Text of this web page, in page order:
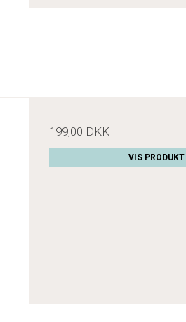
199,00 DKK
VIS PRODUKT